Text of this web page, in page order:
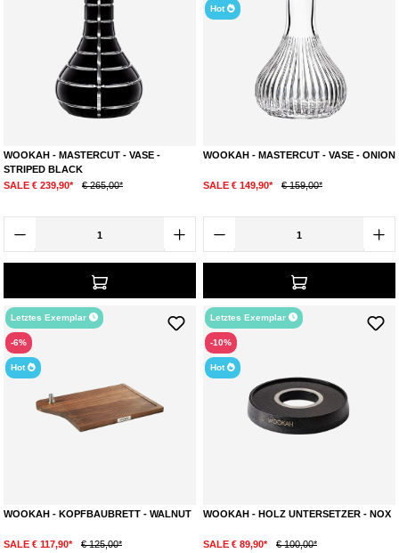
WOOKAH - MASTERCUT - VASE -
STRIPED BLACK
SALE € 239,90*
€ 265,00*
Hot
WOOKAH - MASTERCUT - VASE - ONION
SALE € 149,90* € 159,00*
Letztes Exemplar
-6%
Hot
WOOKAH - KOPFBAUBRETT - WALNUT
SALE € 117,90* € 125,00*
Letztes Exemplar
-10%
Hot
WOOKAH - HOLZ UNTERSETZER - NOX
SALE € 89,90* € 100,00*